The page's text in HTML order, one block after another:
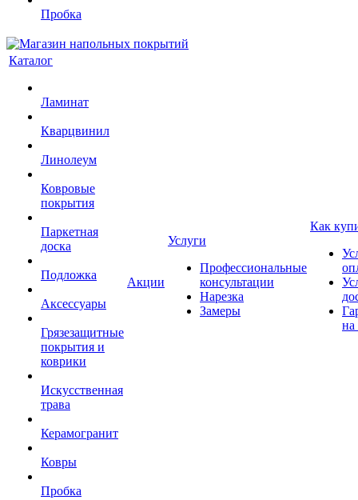
Пробка
Каталог
Ламинат
Кварцвинил
Линолеум
Ковровые
покрытия
Паркетная
доска
Подложка
Аксессуары
Грязезащитные
покрытия и
коврики
Искусственная
трава
Керамогранит
Ковры
Пробка
Акции
Услуги
Профессиональные
консультации
Нарезка
Замеры
Как
на